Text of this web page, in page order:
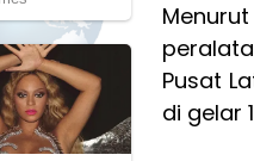
Pusat
di gelar